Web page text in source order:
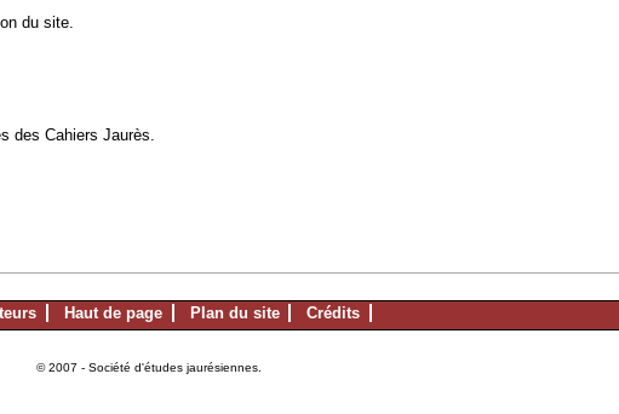
du site.
des Cahiers Jaurès.
Haut de page Plan du site Crédits
© 2007 - Société d'études jaurésiennes.